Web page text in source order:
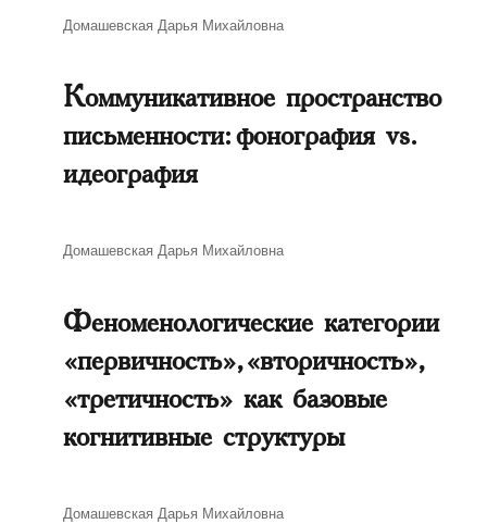
Автор
Домашевская Дарья Михайловна
Коммуникативное пространство
письменности: фонография vs.
идеография
Автор
Домашевская Дарья Михайловна
Феноменологические категории
«первичность», «вторичность»,
«третичность» как базовые
когнитивные структуры
Автор
Домашевская Дарья Михайловна